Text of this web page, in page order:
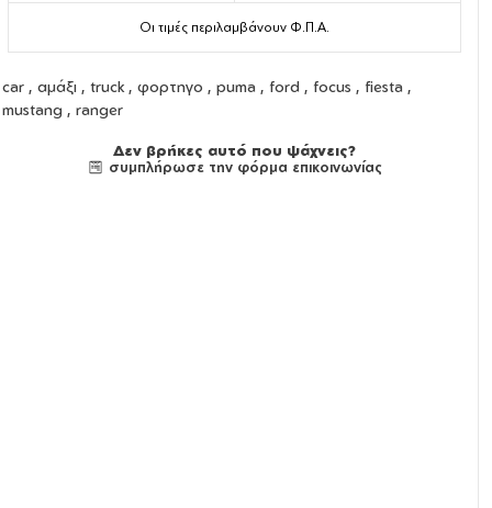
Οι τιμές περιλαμβάνουν Φ.Π.Α.
car , αμάξι , truck , φορτηγο , puma , ford , focus , fiesta ,
mustang , ranger
Δεν βρήκες αυτό που ψάχνεις?
συμπλήρωσε την φόρμα επικοινωνίας